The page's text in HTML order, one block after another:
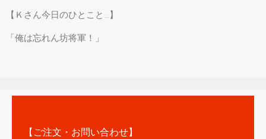
【Ｋさん今日のひとこと…】
「俺は忘れん坊将軍！」
【ご注文・お問い合わせ】